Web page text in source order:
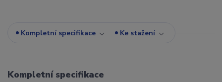
Kompletní specifikace Ke stažení
Kompletní specifikace